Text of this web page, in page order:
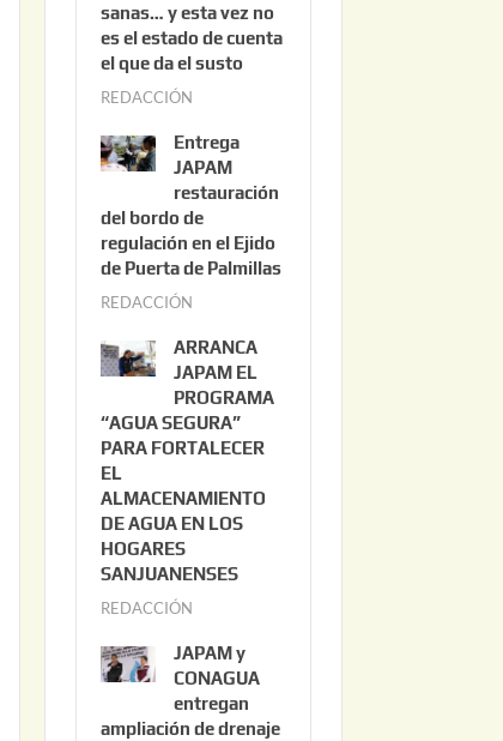
sanas… y esta vez no
es el estado de cuenta
el que da el susto
REDACCIÓN
o
s
t
o
3
2
0
2
6
Entrega
JAPAM
restauración
del bordo de
regulación en el Ejido
de Puerta de Palmillas
REDACCIÓN
l
i
o
2
0
ARRANCA
JAPAM EL
PROGRAMA
“AGUA SEGURA”
PARA FORTALECER
EL
ALMACENAMIENTO
DE AGUA EN LOS
HOGARES
SANJUANENSES
REDACCIÓN
l
i
o
JAPAM y
CONAGUA
entregan
ampliación de drenaje